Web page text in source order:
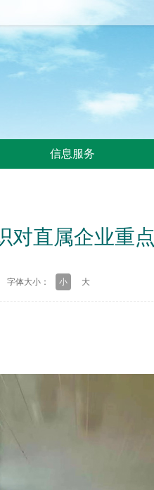
信息服务
对直属企业重
字体大小： 小 大